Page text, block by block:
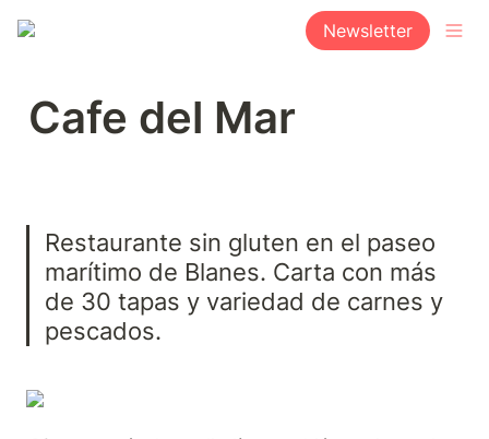
Newsletter
Cafe del Mar
Restaurante sin gluten en el paseo
marítimo de Blanes. Carta con más
de 30 tapas y variedad de carnes y
pescados.